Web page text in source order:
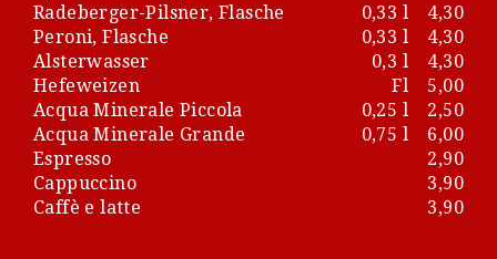
Radeberger-Pilsner, Flasche
0,33 l
4,30
Peroni, Flasche
0,33 l
4,30
Alsterwasser
0,3 l
4,30
Hefeweizen
Fl
5,00
Acqua Minerale Piccola
0,25 l
2,50
Acqua Minerale Grande
0,75 l
6,00
Espresso
2,90
Cappuccino
3,90
Caffè e latte
3,90